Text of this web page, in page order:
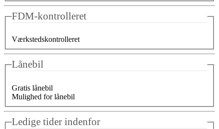
FDM-kontrolleret
Værkstedskontrolleret
Lånebil
Gratis lånebil
Mulighed for lånebil
Ledige tider indenfor